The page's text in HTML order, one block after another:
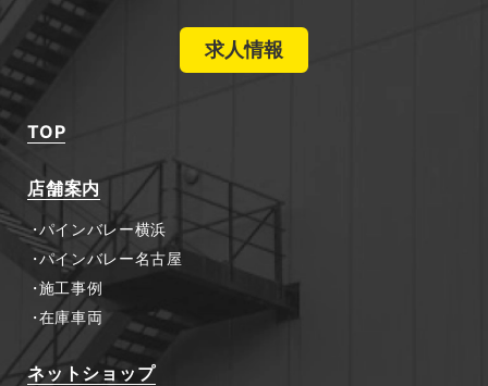
求人情報
TOP
店舗案内
パインバレー横浜
パインバレー名古屋
施工事例
在庫車両
ネットショップ